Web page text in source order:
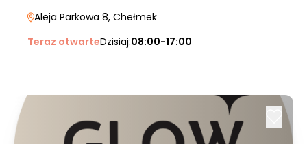
Aleja Parkowa 8, Chełmek
Teraz otwarteDzisiaj:08:00-17:00